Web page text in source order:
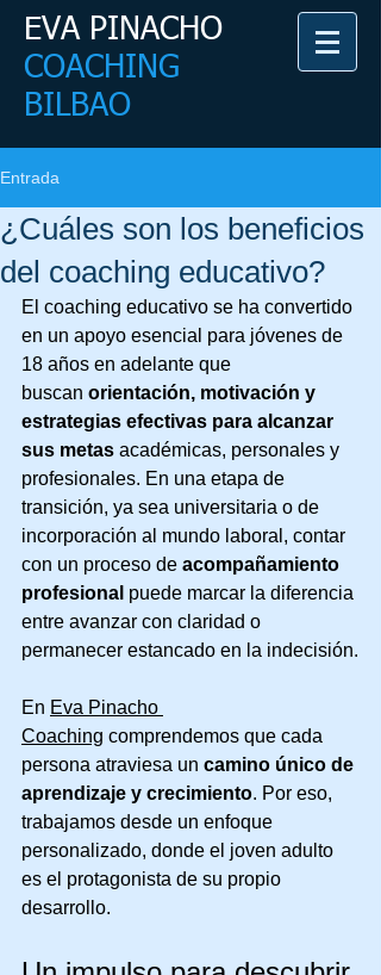
EVA PINACHO
COACHING
BILBAO
Entrada
¿Cuáles son los beneficios
del coaching educativo?
El coaching educativo se ha convertido
en un apoyo esencial para jóvenes de
18 años en adelante que
buscan orientación, motivación y
estrategias efectivas para alcanzar
sus metas académicas, personales y
profesionales. En una etapa de
transición, ya sea universitaria o de
incorporación al mundo laboral, contar
con un proceso de acompañamiento
profesional puede marcar la diferencia
entre avanzar con claridad o
permanecer estancado en la indecisión.
En Eva Pinacho
Coaching comprendemos que cada
persona atraviesa un camino único de
aprendizaje y crecimiento. Por eso,
trabajamos desde un enfoque
personalizado, donde el joven adulto
es el protagonista de su propio
desarrollo.